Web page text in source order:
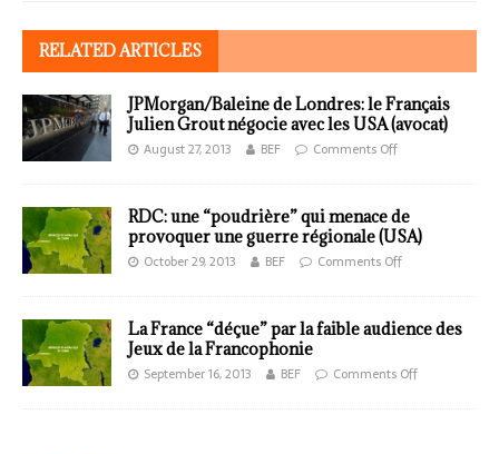
RELATED ARTICLES
JPMorgan/Baleine de Londres: le Français
Julien Grout négocie avec les USA (avocat)
August 27, 2013 BEF Comments Off
RDC: une “poudrière” qui menace de
provoquer une guerre régionale (USA)
October 29, 2013 BEF Comments Off
La France “déçue” par la faible audience des
Jeux de la Francophonie
September 16, 2013 BEF Comments Off